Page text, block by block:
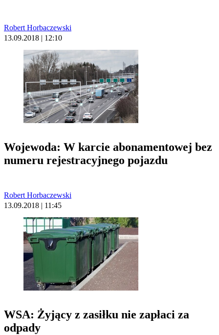
Robert Horbaczewski
13.09.2018 | 12:10
Wojewoda: W karcie abonamentowej bez
numeru rejestracyjnego pojazdu
Robert Horbaczewski
13.09.2018 | 11:45
WSA: Żyjący z zasiłku nie zapłaci za
odpady